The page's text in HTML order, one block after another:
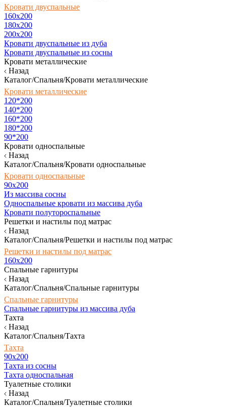
Кровати двуспальные
160х200
180x200
200x200
Кровати двуспальные из дуба
Кровати двуспальные из сосны
Кровати металлические
Назад
Каталог/Спальня/Кровати металлические
Кровати металлические
120*200
140*200
160*200
180*200
90*200
Кровати односпальные
Назад
Каталог/Спальня/Кровати односпальные
Кровати односпальные
90х200
Из массива сосны
Односпальные кровати из массива дуба
Кровати полутороспальные
Решетки и настилы под матрас
Назад
Каталог/Спальня/Решетки и настилы под матрас
Решетки и настилы под матрас
160х200
Спальные гарнитуры
Назад
Каталог/Спальня/Спальные гарнитуры
Спальные гарнитуры
Спальные гарнитуры из массива дуба
Тахта
Назад
Каталог/Спальня/Тахта
Тахта
90х200
Тахта из сосны
Тахта односпальная
Туалетные столики
Назад
Каталог/Спальня/Туалетные столики